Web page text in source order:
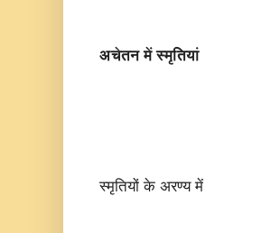
अचेतन में स्मृतियां
स्मृतियों के अरण्य में